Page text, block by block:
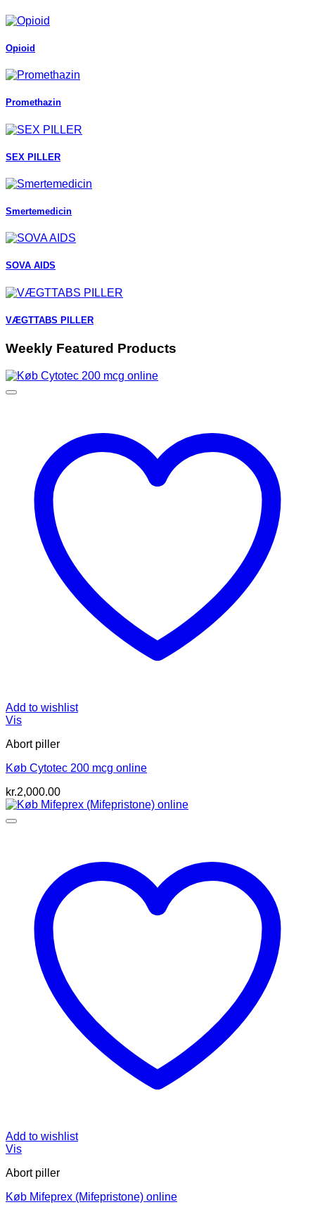
Opioid
Promethazin
SEX PILLER
Smertemedicin
SOVA AIDS
VÆGTTABS PILLER
Weekly Featured Products
Add to wishlist
Vis
Abort piller
Køb Cytotec 200 mcg online
kr.2,000.00
Add to wishlist
Vis
Abort piller
Køb Mifeprex (Mifepristone) online